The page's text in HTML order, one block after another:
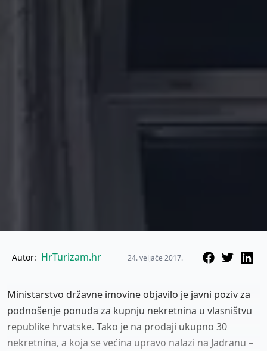
Autor: HrTurizam.hr 24. veljače 2017.
Ministarstvo državne imovine objavilo je javni poziv za
podnošenje ponuda za kupnju nekretnina u vlasništvu
republike hrvatske. Tako je na prodaji ukupno 30
nekretnina, a koja se većina upravo nalazi na Jadranu –